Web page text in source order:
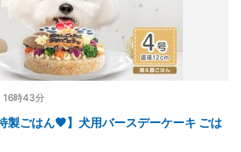
16時43分
製ごはん🧡】犬用バースデーケーキ ごは